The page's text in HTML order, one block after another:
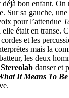
déjà bon enfant.
sa gauche,
pour l’attendue
était en transe.
et les
mais la
les deux
Stereolab danser et
It Means To